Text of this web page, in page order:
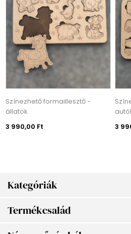
Kategóriák
Termékcsalád
Színezhető formaillesztő -
állatok
3 990,00 Ft
3